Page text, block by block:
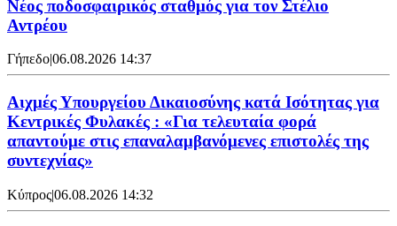
Νέος ποδοσφαιρικός σταθμός για τον Στέλιο
Αντρέου
Γήπεδο|06.08.2026 14:37
Αιχμές Υπουργείου Δικαιοσύνης κατά Ισότητας για
Κεντρικές Φυλακές : «Για τελευταία φορά
απαντούμε στις επαναλαμβανόμενες επιστολές της
συντεχνίας»
Κύπρος|06.08.2026 14:32